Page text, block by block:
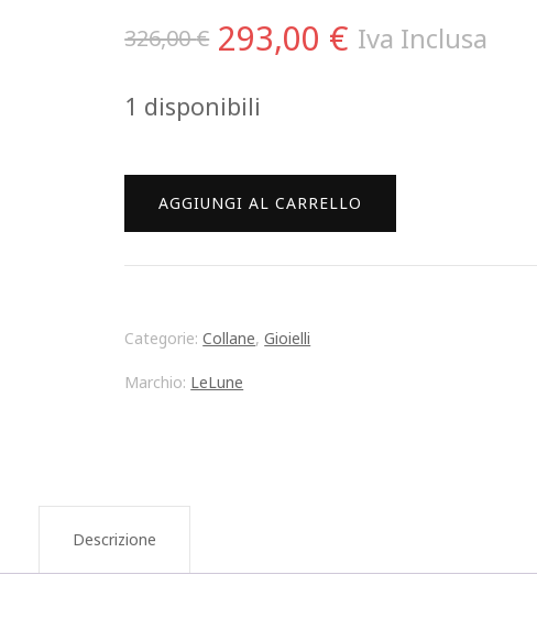
326,00€ Il
era:
326,00 €.
293,00 € Il
è:
293,00 €.
Iva Inclusa
1 disponibili
LELUNE
Collana
pendente
perla
diamante
in
AGGIUNGI AL CARRELLO
Categorie:Collane,Gioielli
Marchio: LeLune
Descrizione